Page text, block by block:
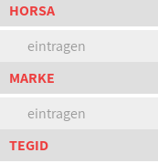
HORSA
eintragen
MARKE
eintragen
TEGID